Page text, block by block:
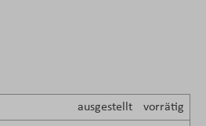
ausgestellt vorrätig